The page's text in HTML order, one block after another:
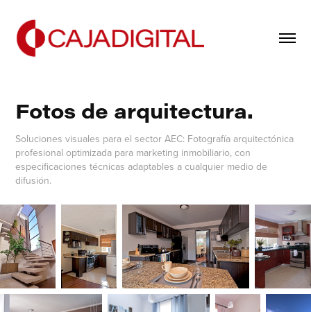
Fotos de arquitectura.
Soluciones visuales para el sector AEC: Fotografía arquitectónica
profesional optimizada para marketing inmobiliario, con
especificaciones técnicas adaptables a cualquier medio de
difusión.